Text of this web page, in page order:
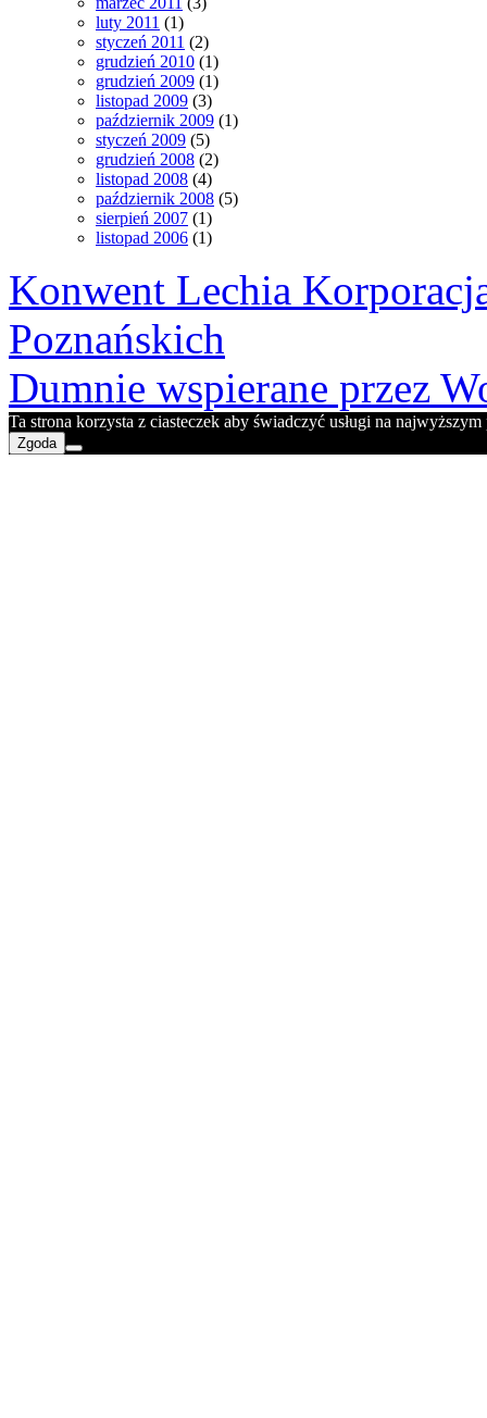
luty 2011 (1)
styczeń 2011 (2)
grudzień 2010 (1)
grudzień 2009 (1)
listopad 2009 (3)
październik 2009 (1)
styczeń 2009 (5)
grudzień 2008 (2)
listopad 2008 (4)
październik 2008 (5)
sierpień 2007 (1)
listopad 2006 (1)
Konwent Lechia
Poznańskich
Dumnie wspierane przez
Ta strona korzysta z ciasteczek aby świadczyć usługi na
Zgoda